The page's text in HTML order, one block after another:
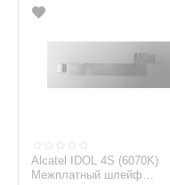
Alcatel IDOL 4S (6070K)
Межплатный шлейф